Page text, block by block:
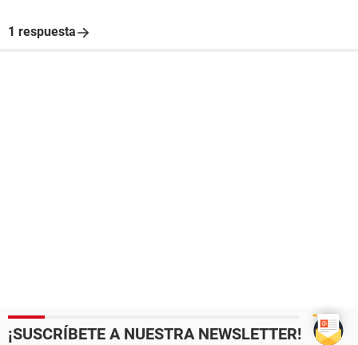
1 respuesta
¡SUSCRÍBETE A NUESTRA NEWSLETTER!